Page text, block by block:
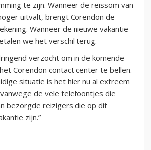
te zijn. Wanneer de reissom van
uitvalt, brengt Corendon de
Wanneer de nieuwe vakantie
we het verschil terug.
verzocht om in de komende
Corendon contact center te bellen.
situatie is het hier nu al extreem
de vele telefoontjes die
bezorgde reizigers die op dit
zijn.”